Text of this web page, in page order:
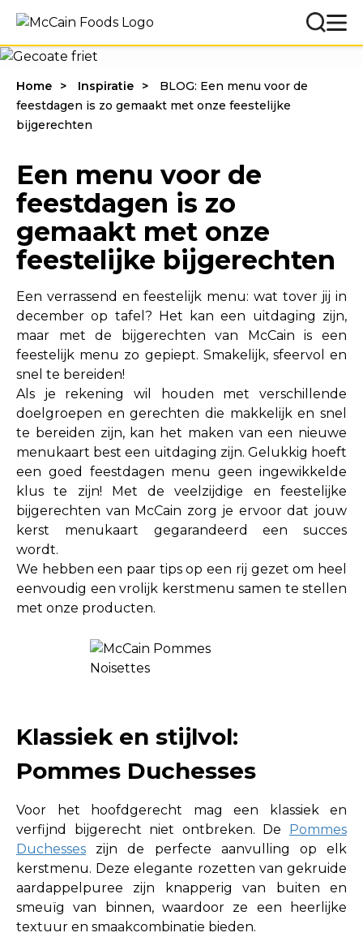
Home Inspiratie
BLOG: Een menu voor de
feestdagen is zo gemaakt met onze feestelijke
bijgerechten
Een menu voor de
feestdagen is zo
gemaakt met onze
feestelijke bijgerechten
Een verrassend en feestelijk menu: wat tover jij in
december op tafel? Het kan een uitdaging zijn,
maar met de bijgerechten van McCain is een
feestelijk menu zo gepiept. Smakelijk, sfeervol en
snel te bereiden!
Als je rekening wil houden met verschillende
doelgroepen en gerechten die makkelijk en snel
te bereiden zijn, kan het maken van een nieuwe
menukaart best een uitdaging zijn. Gelukkig hoeft
een goed feestdagen menu geen ingewikkelde
klus te zijn! Met de veelzijdige en feestelijke
bijgerechten van McCain zorg je ervoor dat jouw
kerst menukaart gegarandeerd een succes
wordt.
We hebben een paar tips op een rij gezet om heel
eenvoudig een vrolijk kerstmenu samen te stellen
met onze producten.
Klassiek en stijlvol:
Pommes Duchesses
Voor het hoofdgerecht mag een klassiek en
verfijnd bijgerecht niet ontbreken. De Pommes
Duchesses
zijn de perfecte aanvulling op elk
kerstmenu. Deze elegante rozetten van gekruide
aardappelpuree zijn knapperig van buiten en
smeuïg van binnen, waardoor ze een heerlijke
textuur en smaakcombinatie bieden.